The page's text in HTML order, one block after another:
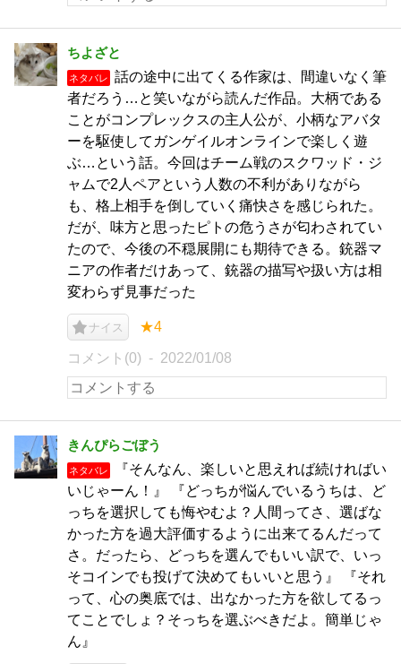
ちよざと
ネタバレ
話の途中に出てくる作家は、間違いなく筆
者だろう…と笑いながら読んだ作品。大柄である
ことがコンプレックスの主人公が、小柄なアバタ
ーを駆使してガンゲイルオンラインで楽しく遊
ぶ…という話。今回はチーム戦のスクワッド・ジ
ャムで2人ペアという人数の不利がありながら
も、格上相手を倒していく痛快さを感じられた。
だが、味方と思ったピトの危うさが匂わされてい
たので、今後の不穏展開にも期待できる。銃器マ
ニアの作者だけあって、銃器の描写や扱い方は相
変わらず見事だった
ナイス ★4
コメント(0) 2022/01/08
きんぴらごぼう
ネタバレ
『そんなん、楽しいと思えれば続ければい
いじゃーん！』 『どっちが悩んでいるうちは、ど
っちを選択しても悔やむよ？人間ってさ、選ばな
かった方を過大評価するように出来てるんだって
さ。だったら、どっちを選んでもいい訳で、いっ
そコインでも投げて決めてもいいと思う』 『それ
って、心の奥底では、出なかった方を欲してるっ
てことでしょ？そっちを選ぶべきだよ。簡単じゃ
ん』